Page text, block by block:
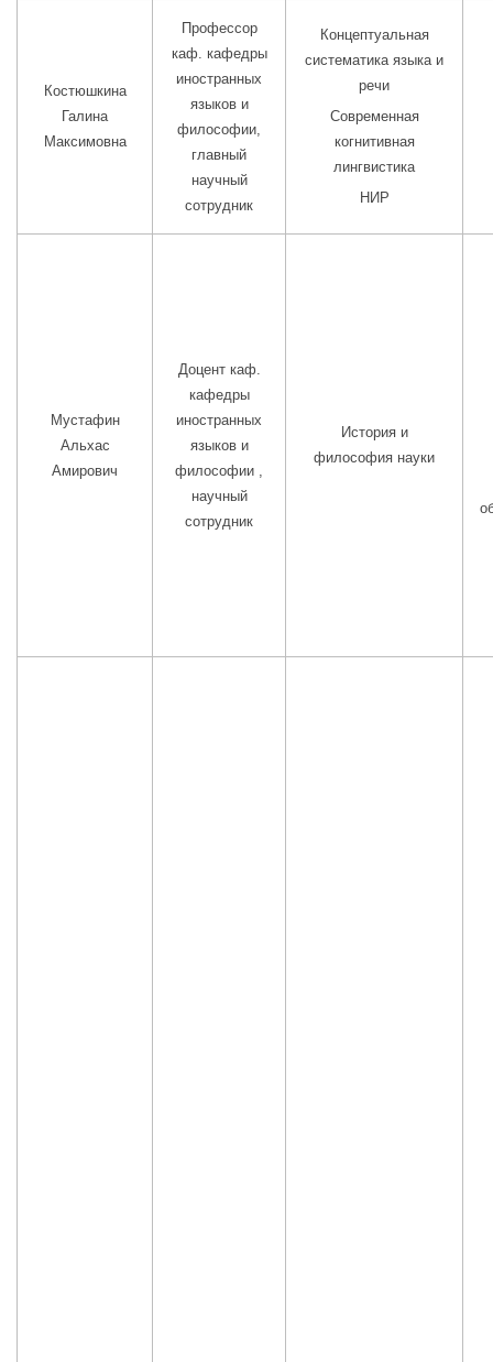
Костюшкина
Галина
Максимовна
Профессор
каф. кафедры
иностранных
языков и
философии,
главный
научный
сотрудник
Концептуальная
систематика языка и
речи
Современная
когнитивная
лингвистика
НИР
Мустафин
Альхас
Амирович
Доцент каф.
кафедры
иностранных
языков и
философии ,
научный
сотрудник
История и
философия науки